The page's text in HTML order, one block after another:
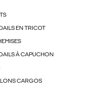
EN TRICOT
À CAPUCHON
CARGOS